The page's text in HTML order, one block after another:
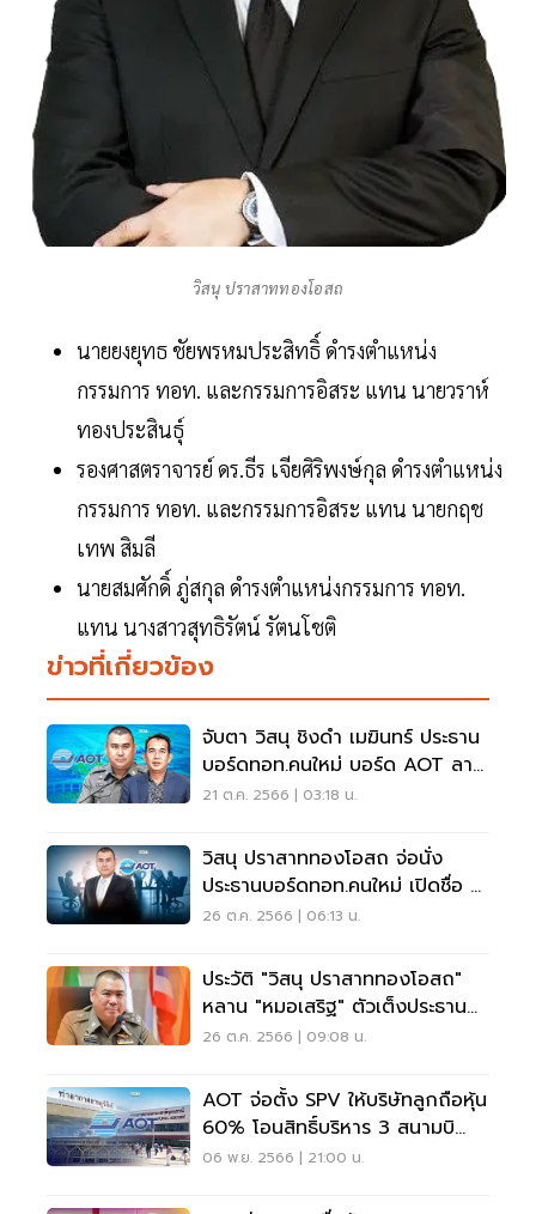
วิสนุ ปราสาททองโอสถ
นายยงยุทธ ชัยพรหมประสิทธิ์ ดำรงตำแหน่ง
กรรมการ ทอท. และกรรมการอิสระ แทน นายวราห์
ทองประสินธุ์
รองศาสตราจารย์ ดร.ธีร เจียศิริพงษ์กุล ดำรงตำแหน่ง
กรรมการ ทอท. และกรรมการอิสระ แทน นายกฤช
เทพ สิมลี
นายสมศักดิ์ ภู่สกุล ดำรงตำแหน่งกรรมการ ทอท.
แทน นางสาวสุทธิรัตน์ รัตนโชติ
ข่าวที่เกี่ยวข้อง
จับตา วิสนุ ชิงดำ เมฆินทร์ ประธาน
บอร์ดทอท.คนใหม่ บอร์ด AOT ลา
ออกแล้ว 5 คนรวด
21 ต.ค. 2566 | 03:18 น.
วิสนุ ปราสาททองโอสถ จ่อนั่ง
ประธานบอร์ดทอท.คนใหม่ เปิดชื่อ 6
บอร์ดใหม่ AOT
26 ต.ค. 2566 | 06:13 น.
ประวัติ "วิสนุ ปราสาททองโอสถ"
หลาน "หมอเสริฐ" ตัวเต็งประธาน
บอร์ดทอท.
26 ต.ค. 2566 | 09:08 น.
AOT จ่อตั้ง SPV ให้บริษัทลูกถือหุ้น
60% โอนสิทธิ์บริหาร 3 สนามบิ
นทย.
06 พ.ย. 2566 | 21:00 น.